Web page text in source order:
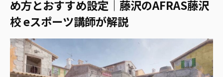
め方とおすすめ設定｜藤沢のAFRAS藤沢
校 eスポーツ講師が解説